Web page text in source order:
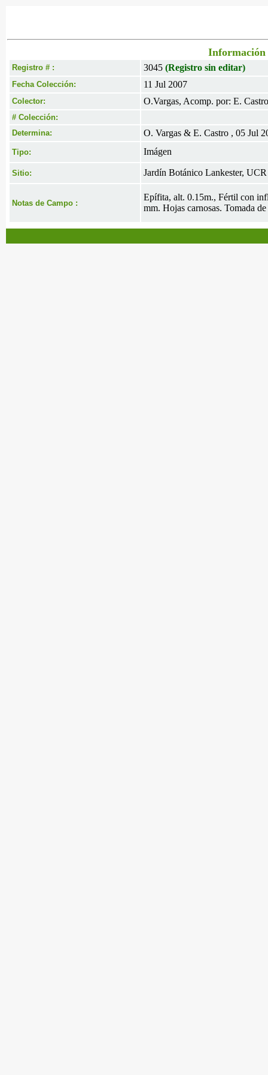
Información
Registro # : 3045 (Registro sin editar)
Fecha Colección: 11 Jul 2007
Colector: O.Vargas, Acomp. por: E. Castro
# Colección:
Determina:
O. Vargas & E. Castro , 05 Jul
Tipo: Imágen
Sitio: Jardín Botánico Lankester, UCR
Notas de Campo :
Epífita, alt. 0.15m., Fértil con
mm. Hojas carnosas. Tomada